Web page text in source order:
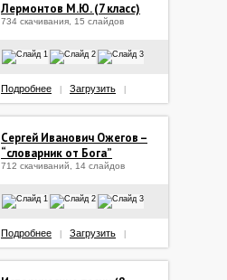
Лермонтов М.Ю. (7 класс)
734 скачивания, 15 слайдов
Подробнее Загрузить
Сергей Иванович Ожегов –
“словарник от Бога”
712 скачиваний, 14 слайдов
Подробнее Загрузить